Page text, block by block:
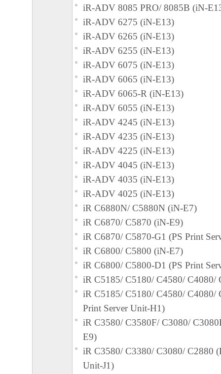
iR-ADV 8085 PRO/ 8085B (iN-
iR-ADV 6275 (iN-E13)
iR-ADV 6265 (iN-E13)
iR-ADV 6255 (iN-E13)
iR-ADV 6075 (iN-E13)
iR-ADV 6065 (iN-E13)
iR-ADV 6065-R (iN-E13)
iR-ADV 6055 (iN-E13)
iR-ADV 4245 (iN-E13)
iR-ADV 4235 (iN-E13)
iR-ADV 4225 (iN-E13)
iR-ADV 4045 (iN-E13)
iR-ADV 4035 (iN-E13)
iR-ADV 4025 (iN-E13)
iR C6880N/ C5880N (iN-E7)
iR C6870/ C5870 (iN-E9)
iR C6870/ C5870-G1 (PS Print
iR C6800/ C5800 (iN-E7)
iR C6800/ C5800-D1 (PS Print
iR C5185/ C5180/ C4580/ C4080/
iR C5185/ C5180/ C4580/ C4080/
Print Server Unit-H1)
iR C3580/ C3580F/ C3080/
E9)
iR C3580/ C3380/ C3080/ C2880
Unit-J1)